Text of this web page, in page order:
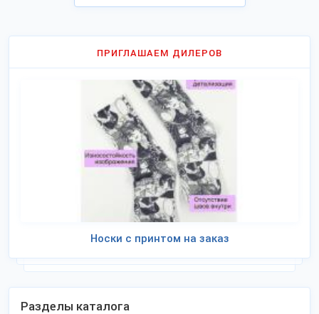
ПРИГЛАШАЕМ ДИЛЕРОВ
Носки с принтом на заказ
Разделы каталога